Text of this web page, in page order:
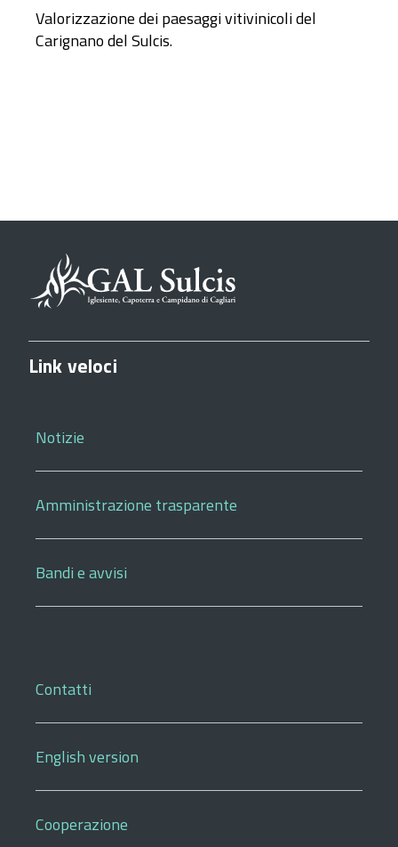
Valorizzazione dei paesaggi vitivinicoli del
Carignano del Sulcis.
Link veloci
Notizie
Amministrazione trasparente
Bandi e avvisi
Contatti
English version
Cooperazione